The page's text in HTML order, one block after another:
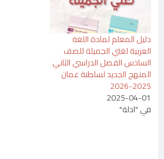
دليل المعلم لمادة اللغة
العربية لغتي الجميلة للصف
السادس الفصل الدراسي الثاني
المنهج الجديد لسلطنة عمان
2025-2026
2025-04-01
في "ادلة"